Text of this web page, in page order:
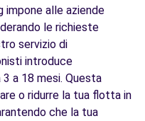
impone alle aziende
le richieste
servizio di
introduce
a 18 mesi. Questa
o ridurre la tua flotta in
che la tua